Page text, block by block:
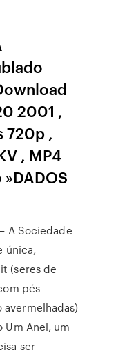
2001 ,
720p ,
, MP4
A Sociedade
única,
(seres de
pés
Anel, um
ser